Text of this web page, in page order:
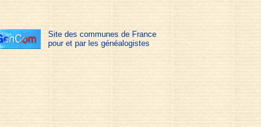
Site des communes de France
pour et par les généalogistes